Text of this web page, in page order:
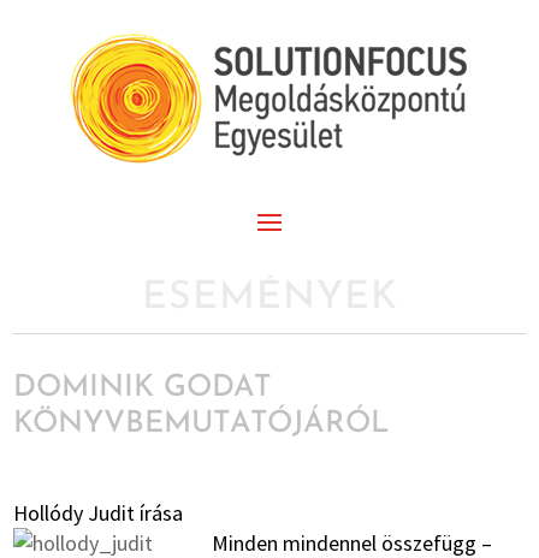
DOMINIK GODAT
KÖNYVBEMUTATÓJÁRÓL
Hollódy Judit írása
Minden mindennel összefügg –